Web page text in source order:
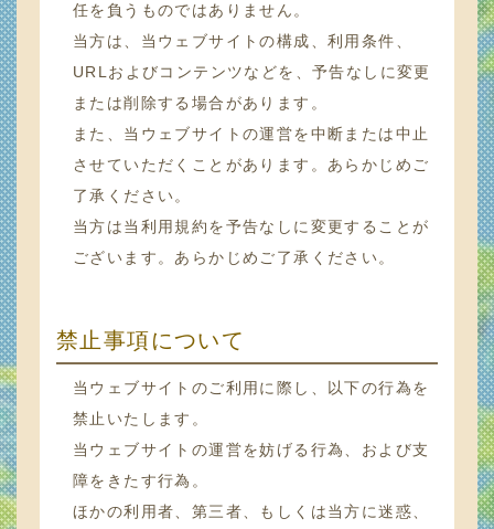
任を負うものではありません。
当方は、当ウェブサイトの構成、利用条件、
URLおよびコンテンツなどを、予告なしに変更
または削除する場合があります。
また、当ウェブサイトの運営を中断または中止
させていただくことがあります。あらかじめご
了承ください。
当方は当利用規約を予告なしに変更することが
ございます。あらかじめご了承ください。
禁止事項について
当ウェブサイトのご利用に際し、以下の行為を
禁止いたします。
当ウェブサイトの運営を妨げる行為、および支
障をきたす行為。
ほかの利用者、第三者、もしくは当方に迷惑、